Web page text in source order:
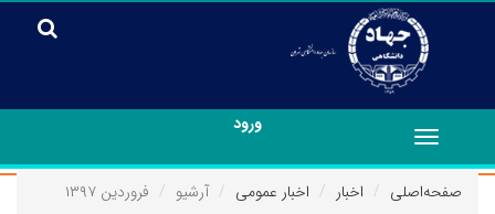
ورود
Toggle
navigation
صفحه‌اصلی
اخبار اخبار عمومی آرشیو فروردین ۱۳۹۷